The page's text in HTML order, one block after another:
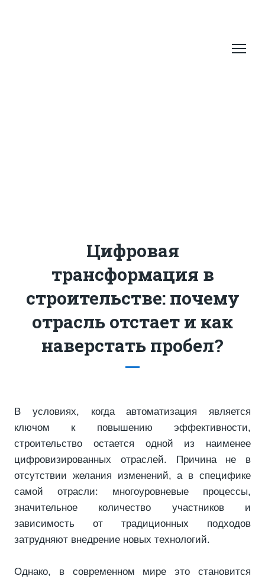
Цифровая
трансформация в
строительстве: почему
отрасль отстает и как
наверстать пробел?
В условиях, когда автоматизация является
ключом к повышению эффективности,
строительство остается одной из наименее
цифровизированных отраслей. Причина не в
отсутствии желания изменений, а в специфике
самой отрасли: многоуровневые процессы,
значительное количество участников и
зависимость от традиционных подходов
затрудняют внедрение новых технологий.
Однако, в современном мире это становится